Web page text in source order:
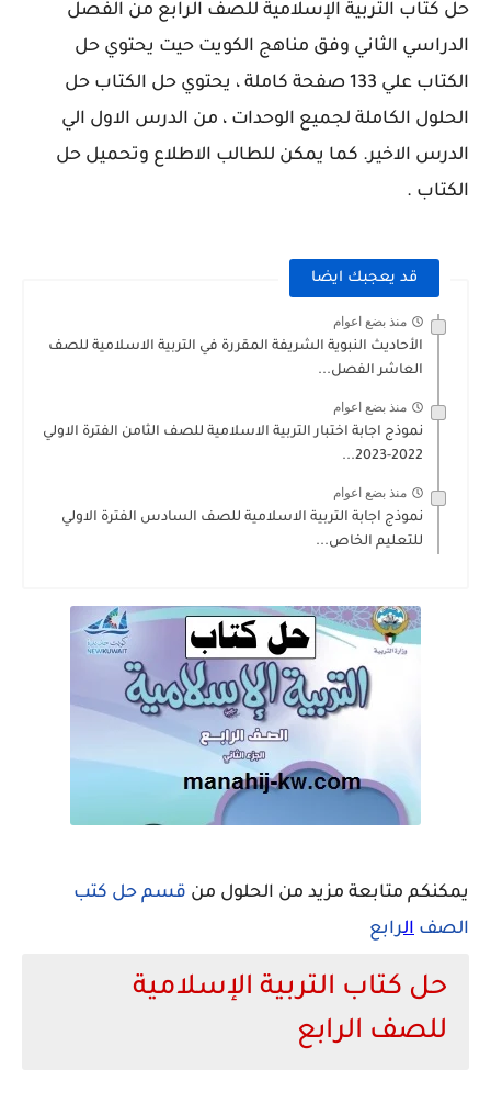
حل كتاب التربية الإسلامية للصف الرابع من الفصل
الدراسي الثاني وفق مناهج الكويت حيت يحتوي حل
الكتاب علي 133 صفحة كاملة ، يحتوي حل الكتاب حل
الحلول الكاملة لجميع الوحدات ، من الدرس الاول الي
الدرس الاخير. كما يمكن للطالب الاطلاع وتحميل حل
الكتاب .
قد يعجبك ايضا
منذ بضع اعوام
الأحاديث النبوية الشريفة المقررة في التربية الاسلامية للصف
العاشر الفصل...
منذ بضع اعوام
نموذج اجابة اختبار التربية الاسلامية للصف الثامن الفترة الاولي
2022-2023...
منذ بضع اعوام
نموذج اجابة التربية الاسلامية للصف السادس الفترة الاولي
للتعليم الخاص...
يمكنكم متابعة مزيد من الحلول من قسم حل كتب
الصف الرابع
حل كتاب التربية الإسلامية
للصف الرابع